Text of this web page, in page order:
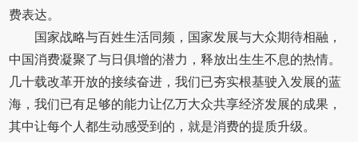
费表达。
国家战略与百姓生活同频，国家发展与大众期待相融，
中国消费凝聚了与日俱增的潜力，释放出生生不息的热情。
几十载改革开放的接续奋进，我们已夯实根基驶入发展的蓝
海，我们已有足够的能力让亿万大众共享经济发展的成果，
其中让每个人都生动感受到的，就是消费的提质升级。